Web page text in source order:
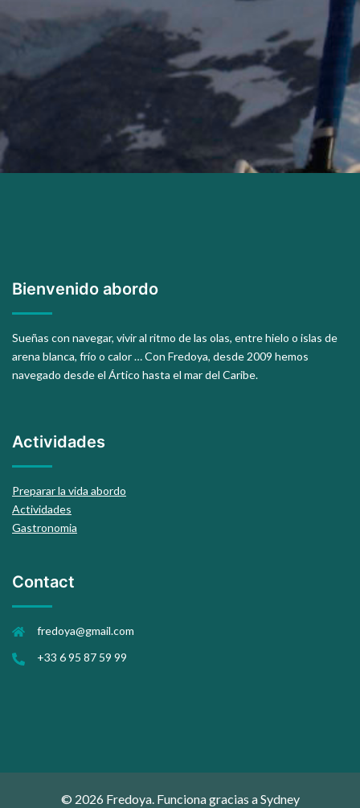
Bienvenido abordo
Sueñas con navegar, vivir al ritmo de las olas, entre hielo o islas de
arena blanca, frío o calor … Con Fredoya, desde 2009 hemos
navegado desde el Ártico hasta el mar del Caribe.
Actividades
Preparar la vida abordo
Actividades
Gastronomia
Contact
fredoya@gmail.com
+33 6 95 87 59 99
© 2026 Fredoya. Funciona gracias aSydney